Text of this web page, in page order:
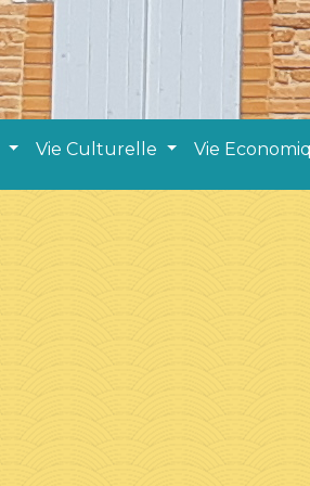
Vie Culturelle Vie